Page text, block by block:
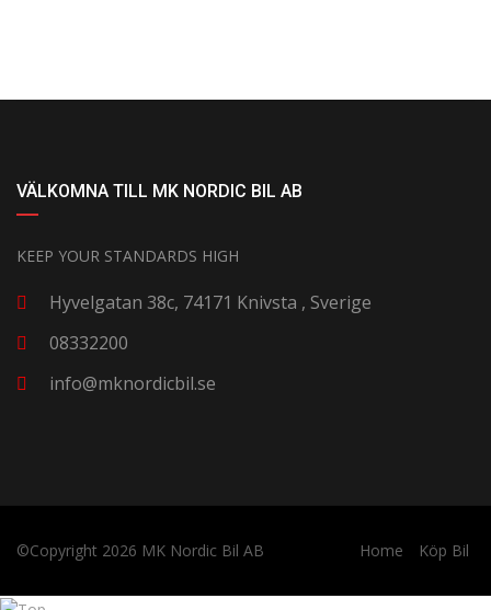
VÄLKOMNA TILL MK NORDIC BIL AB
KEEP YOUR STANDARDS HIGH
Hyvelgatan 38c, 74171 Knivsta , Sverige
08332200
info@mknordicbil.se
©Copyright 2026 MK Nordic Bil AB Home Köp Bil